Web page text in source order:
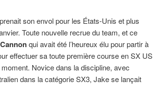
prenait son envol pour les États-Unis et plus
Toute nouvelle recrue du team, et ce
qui avait été l’heureux élu pour partir à
effectuer sa toute première course en SX US
Novice dans la discipline, avec
dans la catégorie SX3, Jake se lançait